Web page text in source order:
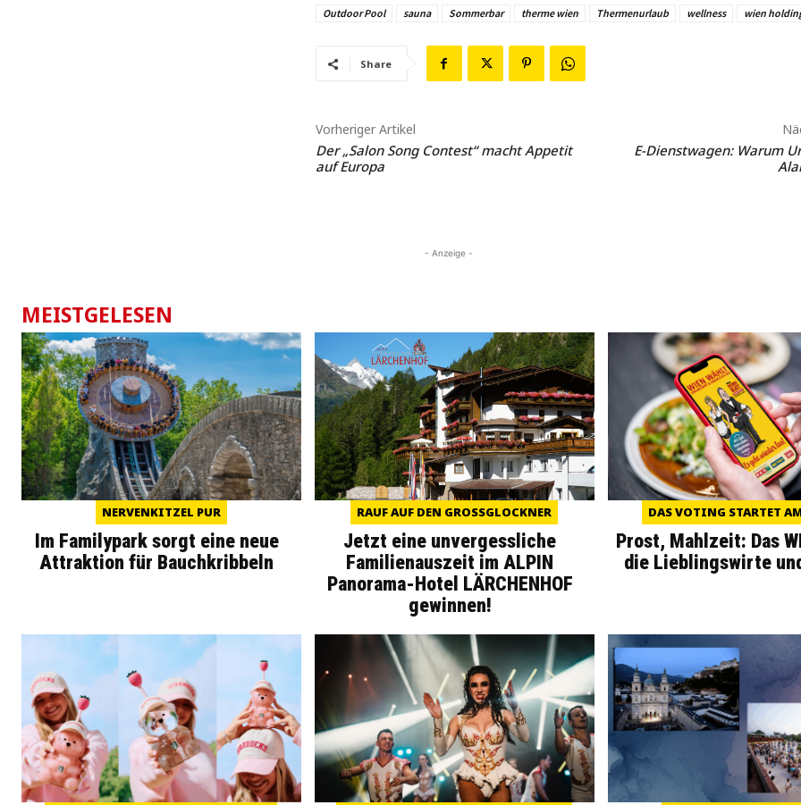
Outdoor Pool
sauna Sommerbar therme wien Thermenurlaub wellness wien
Share
Vorheriger Artikel
Der „Salon Song Contest“ macht Appetit
auf Europa
E-Dienstwagen: Warum
- Anzeige -
MEISTGELESEN
NERVENKITZEL PUR
Im Familypark sorgt eine neue
Attraktion für Bauchkribbeln
RAUF AUF DEN GROSSGLOCKNER
Jetzt eine unvergessliche
Familienauszeit im ALPIN
Panorama-Hotel LÄRCHENHOF
gewinnen!
DAS VOTING STARTET
Prost, Mahlzeit: Das
die Lieblingswirte